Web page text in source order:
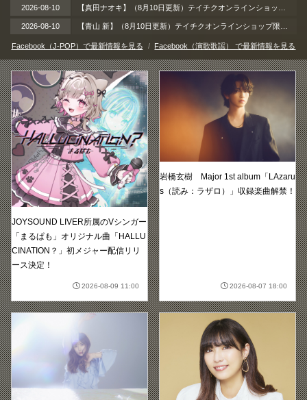
2026-08-10 【真田ナオキ】（8月10日更新）テイチクオンラインショップ限定 猛暑を乗り切れ、推し観てパワーチャージ！～［直筆サイン特典付き］テイチクDVDサマーキャンペーン！～
2026-08-10 【青山 新】（8月10日更新）テイチクオンラインショップ限定 猛暑を乗り切れ、推し観てパワーチャージ！～［直筆サイン特典付き］テイチクDVDサマーキャンペーン！～
Facebook（J-POP）で最新情報を見る Facebook（演歌歌謡） で最新情報を見る
JOYSOUND LIVER所属のVシンガー
「まるぱも」オリジナル曲「HALLU
CINATION？」初メジャー配信リリ
ース決定！
2026-08-09 11:00
岩橋玄樹 Major 1st album「LAzaru
s（読み：ラザロ）」収録楽曲解禁！
2026-08-07 18:00